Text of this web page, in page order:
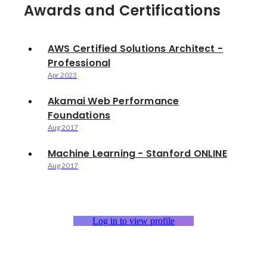
Awards and Certifications
AWS Certified Solutions Architect -
Professional
Apr 2023
Akamai Web Performance
Foundations
Aug 2017
Machine Learning - Stanford ONLINE
Aug 2017
Log in to view profile